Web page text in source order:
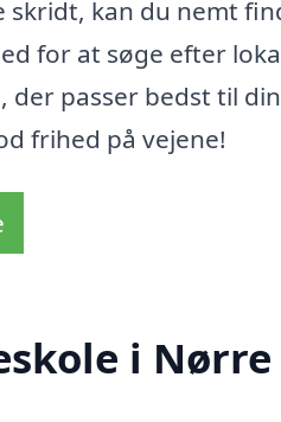
kan du nemt
for at søge efter
passer bedst til
frihed på vejene!
i Nørre